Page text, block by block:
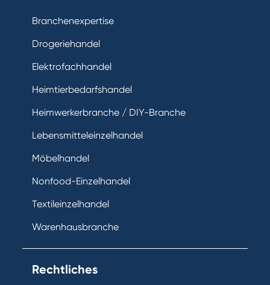
Branchenexpertise
Drogeriehandel
Elektrofachhandel
Heimtierbedarfshandel
Heimwerkerbranche / DIY-Branche
Lebensmitteleinzelhandel
Möbelhandel
Nonfood-Einzelhandel
Textileinzelhandel
Warenhausbranche
Rechtliches